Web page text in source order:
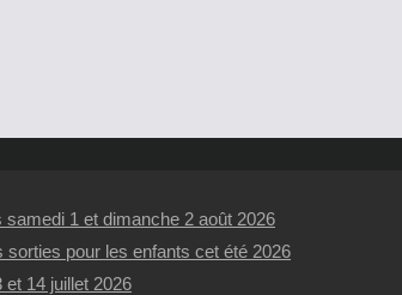
1 et dimanche 2 août 2026
pour les enfants cet été 2026
et 14 juillet 2026